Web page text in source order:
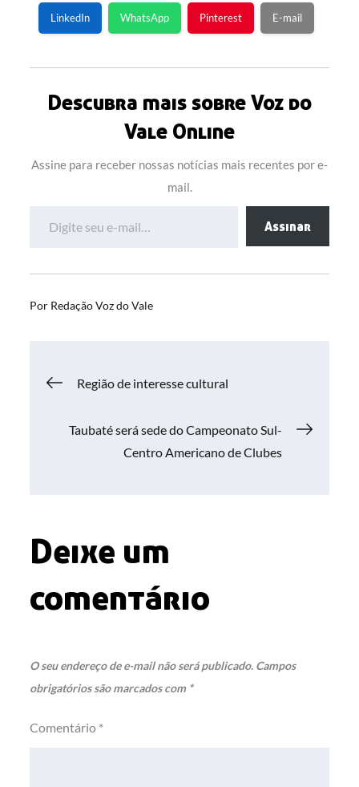
LinkedIn WhatsApp Pinterest E-mail
Descubra mais sobre Voz do
Vale Online
Assine para receber nossas notícias mais recentes por e-
mail.
Assinar
Por Redação Voz do Vale
Navegação
de
Região de interesse cultural
Taubaté será sede do Campeonato Sul-
Centro Americano de Clubes
Deixe um
comentário
O seu endereço de e-mail não será publicado. Campos
obrigatórios são marcados com *
Comentário *